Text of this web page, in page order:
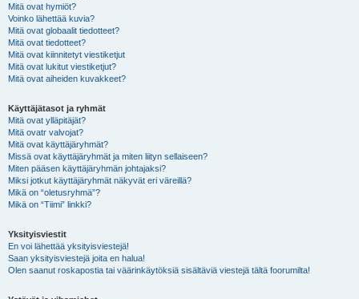
Mitä ovat hymiöt?
Voinko lähettää kuvia?
Mitä ovat globaalit tiedotteet?
Mitä ovat tiedotteet?
Mitä ovat kiinnitetyt viestiketjut
Mitä ovat lukitut viestiketjut?
Mitä ovat aiheiden kuvakkeet?
Käyttäjätasot ja ryhmät
Mitä ovat ylläpitäjät?
Mitä ovatr valvojat?
Mitä ovat käyttäjäryhmät?
Missä ovat käyttäjäryhmät ja miten liityn sellaiseen?
Miten pääsen käyttäjäryhmän johtajaksi?
Miksi jotkut käyttäjäryhmät näkyvät eri väreillä?
Mikä on “oletusryhmä”?
Mikä on “Tiimi” linkki?
Yksityisviestit
En voi lähettää yksityisviestejä!
Saan yksityisviestejä joita en halua!
Olen saanut roskapostia tai väärinkäytöksiä sisältäviä viestejä tältä foorumilta!